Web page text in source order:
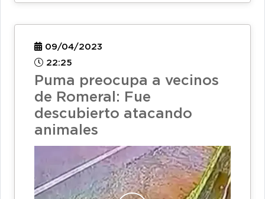
09/04/2023
22:25
Puma preocupa a vecinos
de Romeral: Fue
descubierto atacando
animales